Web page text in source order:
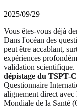
2025/09/29
Vous êtes-vous déjà
Dans l'océan des
peut être accablant,
expériences
validation scientifique.
dépistage du TSPT-C
Questionnaire
alignement direct
Mondiale de la Santé